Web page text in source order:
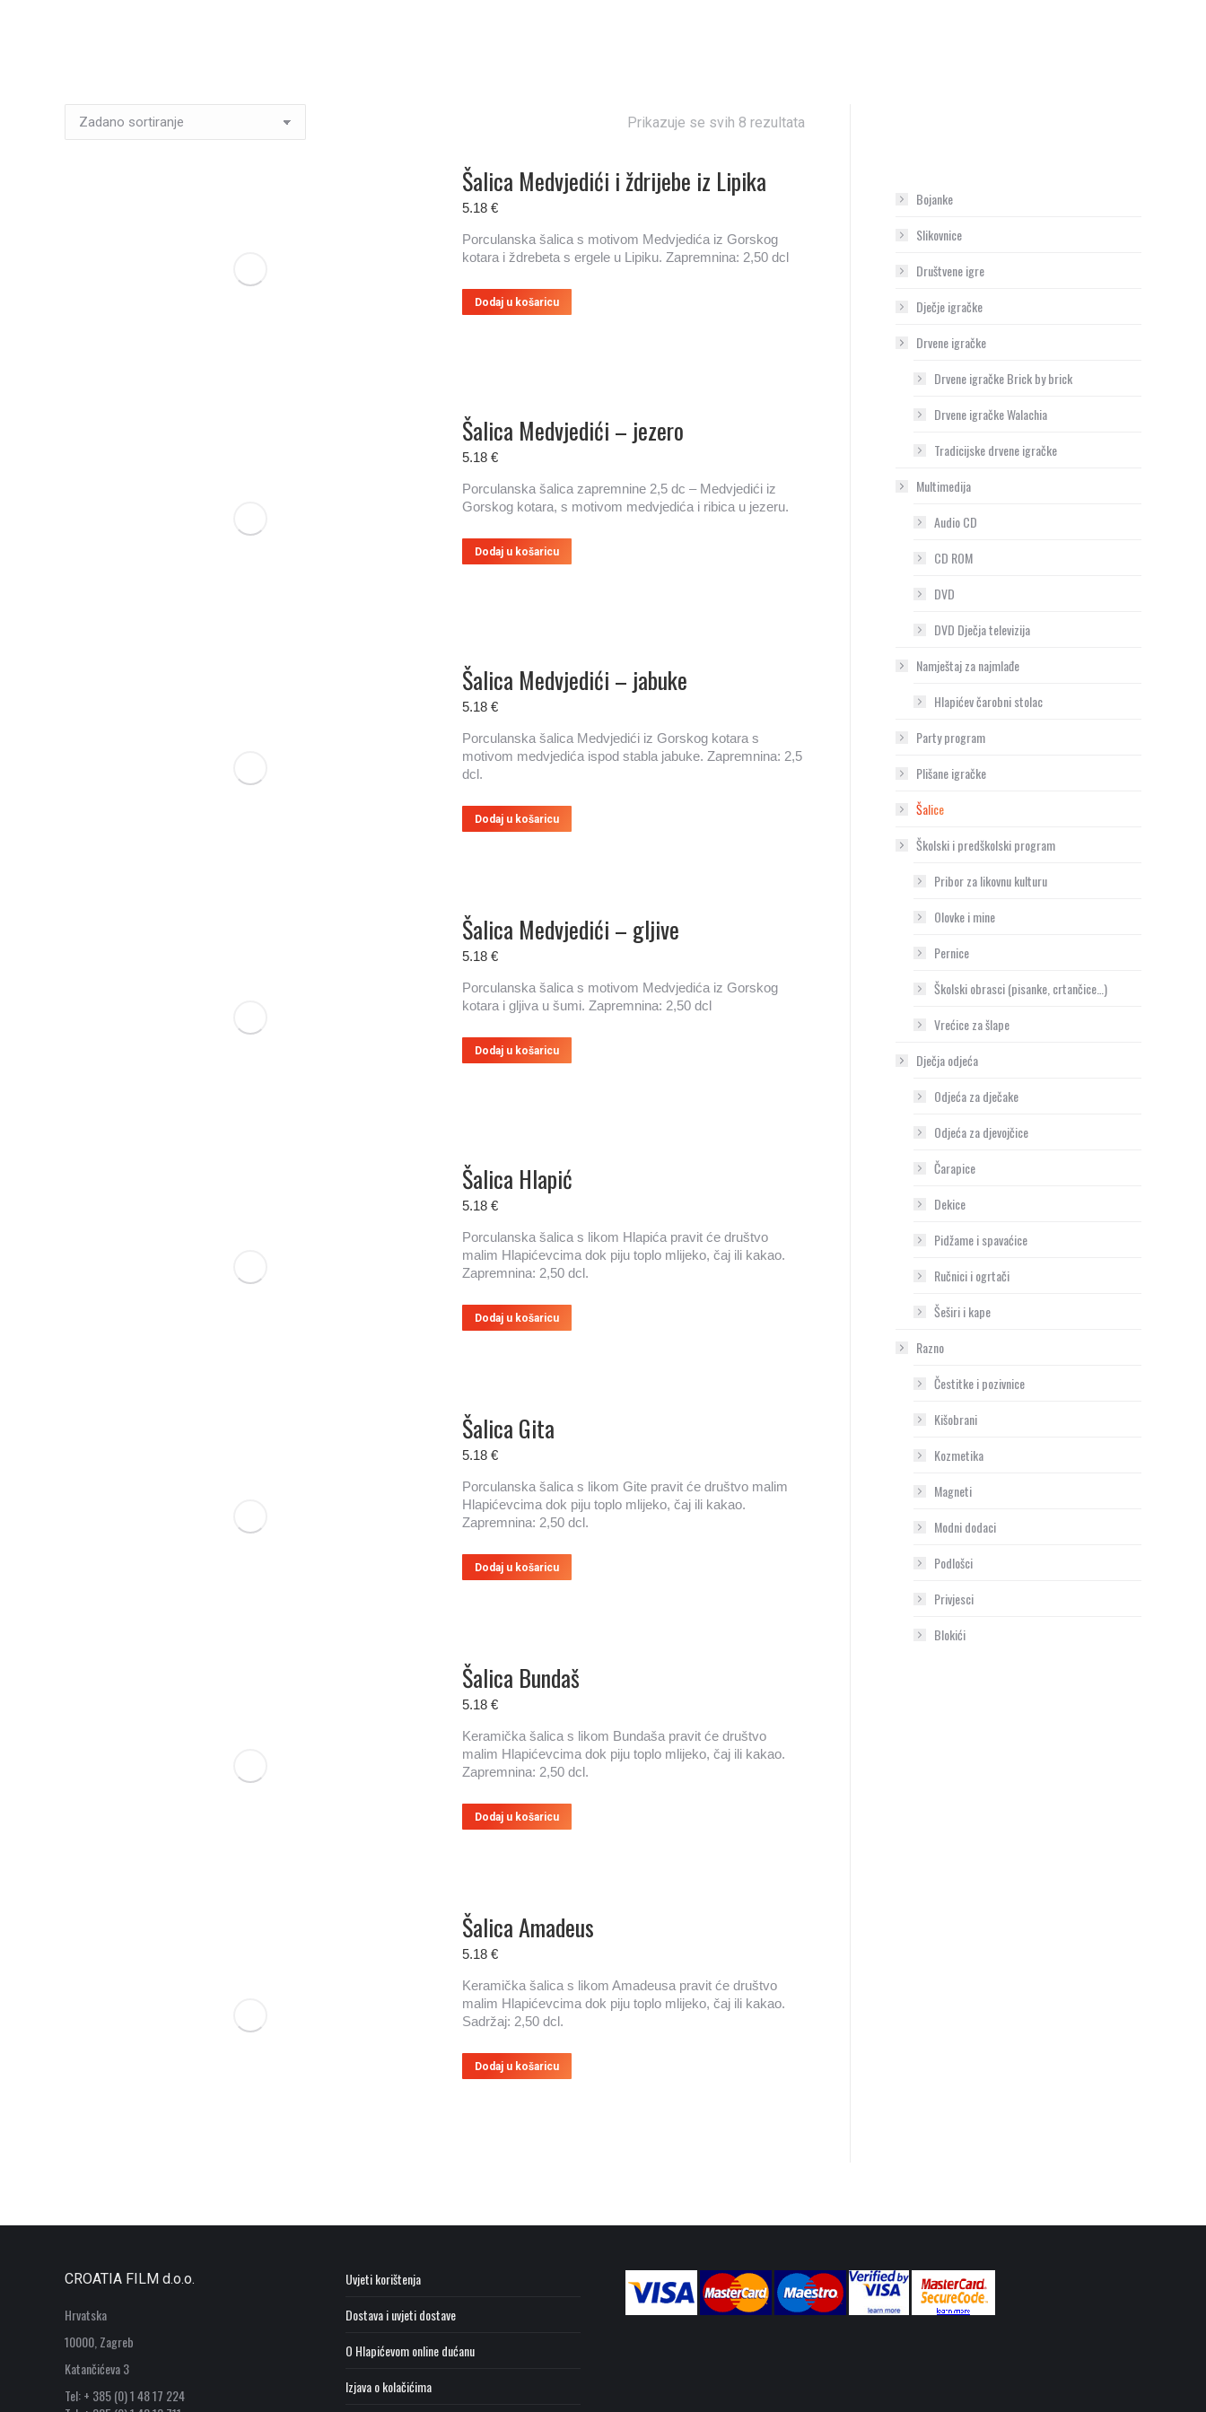
Prikazuje se svih 8 rezultata
Šalica Medvjedići i ždrijebe iz Lipika
5.18 €
Porculanska šalica s motivom Medvjedića iz Gorskog
kotara i ždrebeta s ergele u Lipiku. Zapremnina: 2,50 dcl
Dodaj u košaricu
Šalica Medvjedići – jezero
5.18 €
Porculanska šalica zapremnine 2,5 dc – Medvjedići iz
Gorskog kotara, s motivom medvjedića i ribica u jezeru.
Dodaj u košaricu
Šalica Medvjedići – jabuke
5.18 €
Porculanska šalica Medvjedići iz Gorskog kotara s
motivom medvjedića ispod stabla jabuke. Zapremnina: 2,5
dcl.
Dodaj u košaricu
Šalica Medvjedići – gljive
5.18 €
Porculanska šalica s motivom Medvjedića iz Gorskog
kotara i gljiva u šumi. Zapremnina: 2,50 dcl
Dodaj u košaricu
Šalica Hlapić
5.18 €
Porculanska šalica s likom Hlapića pravit će društvo
malim Hlapićevcima dok piju toplo mlijeko, čaj ili kakao.
Zapremnina: 2,50 dcl.
Dodaj u košaricu
Šalica Gita
5.18 €
Porculanska šalica s likom Gite pravit će društvo malim
Hlapićevcima dok piju toplo mlijeko, čaj ili kakao.
Zapremnina: 2,50 dcl.
Dodaj u košaricu
Šalica Bundaš
5.18 €
Keramička šalica s likom Bundaša pravit će društvo
malim Hlapićevcima dok piju toplo mlijeko, čaj ili kakao.
Zapremnina: 2,50 dcl.
Dodaj u košaricu
Šalica Amadeus
5.18 €
Keramička šalica s likom Amadeusa pravit će društvo
malim Hlapićevcima dok piju toplo mlijeko, čaj ili kakao.
Sadržaj: 2,50 dcl.
Dodaj u košaricu
Bojanke
Slikovnice
Društvene igre
Dječje igračke
Drvene igračke
Drvene igračke Brick by brick
Drvene igračke Walachia
Tradicijske drvene igračke
Multimedija
Audio CD
CD ROM
DVD
DVD Dječja televizija
Namještaj za najmlađe
Hlapićev čarobni stolac
Party program
Plišane igračke
Šalice
Školski i predškolski program
Pribor za likovnu kulturu
Olovke i mine
Pernice
Školski obrasci (pisanke, crtančice…)
Vrećice za šlape
Dječja odjeća
Odjeća za dječake
Odjeća za djevojčice
Čarapice
Dekice
Pidžame i spavaćice
Ručnici i ogrtači
Šeširi i kape
Razno
Čestitke i pozivnice
Kišobrani
Kozmetika
Magneti
Modni dodaci
Podlošci
Privjesci
Blokići
CROATIA FILM d.o.o.
Hrvatska
10000, Zagreb
Katančićeva 3
Tel: + 385 (0) 1 48 17 224
Uvjeti korištenja
Dostava i uvjeti dostave
O Hlapićevom online dućanu
Izjava o kolačićima